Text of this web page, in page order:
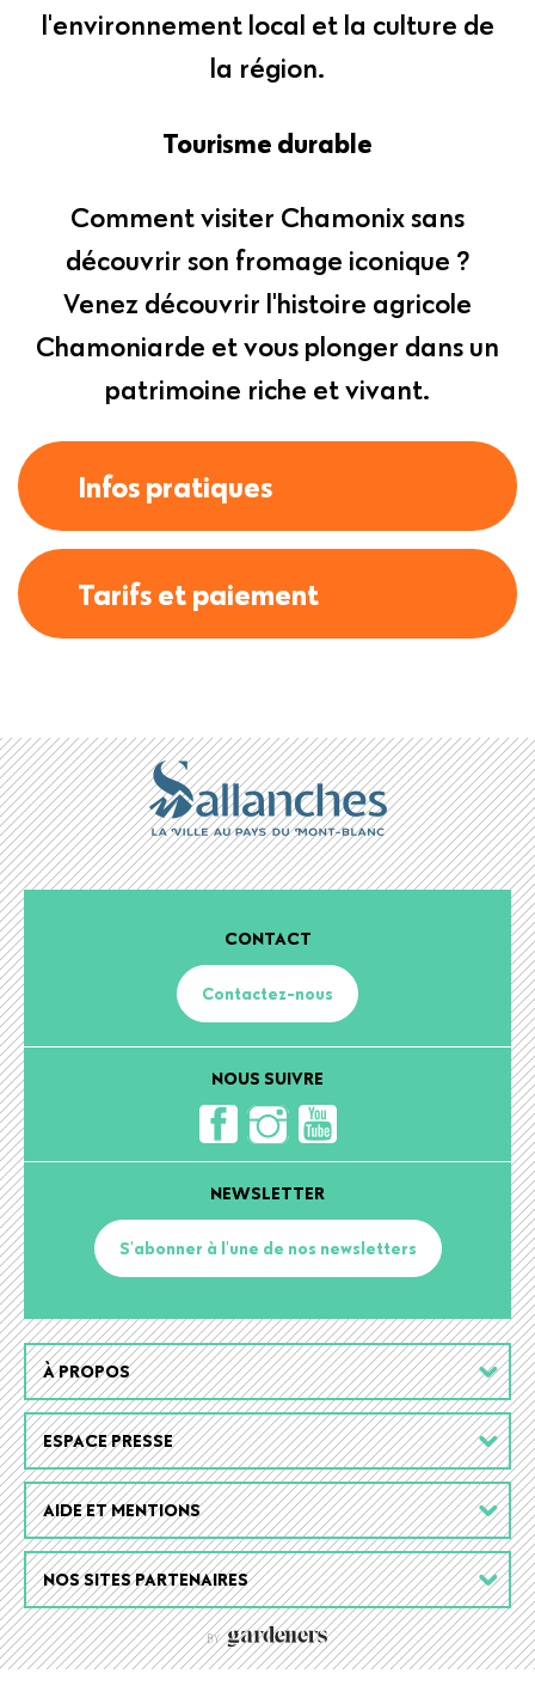
l'environnement local et la culture de
la région.
Tourisme durable
Comment visiter Chamonix sans
découvrir son fromage iconique ?
Venez découvrir l'histoire agricole
Chamoniarde et vous plonger dans un
patrimoine riche et vivant.
Infos pratiques
Tarifs et paiement
CONTACT
Contactez-nous
NOUS SUIVRE
NEWSLETTER
S'abonner à l'une de nos newsletters
Footer
menu
À PROPOS
ESPACE PRESSE
AIDE ET MENTIONS
NOS SITES PARTENAIRES